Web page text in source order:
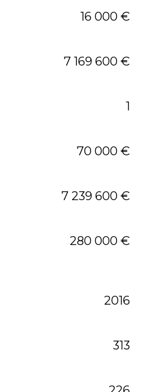
16 000 €
7 169 600 €
1
70 000 €
7 239 600 €
280 000 €
2016
313